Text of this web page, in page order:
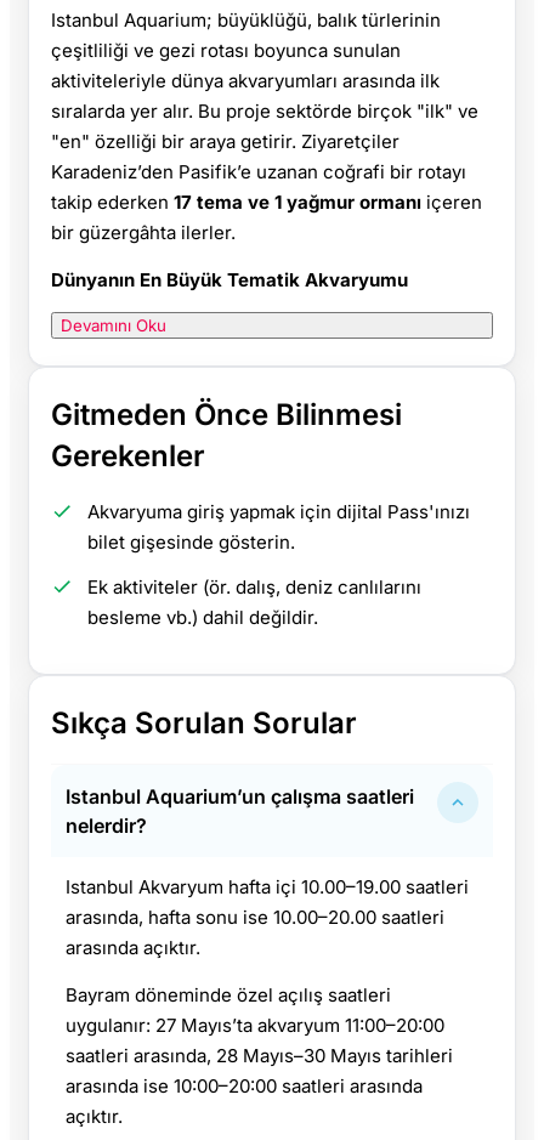
Istanbul Aquarium; büyüklüğü, balık türlerinin
çeşitliliği ve gezi rotası boyunca sunulan
aktiviteleriyle dünya akvaryumları arasında ilk
sıralarda yer alır. Bu proje sektörde birçok "ilk" ve
"en" özelliği bir araya getirir. Ziyaretçiler
Karadeniz’den Pasifik’e uzanan coğrafi bir rotayı
takip ederken 17 tema ve 1 yağmur ormanı içeren
bir güzergâhta ilerler.
Dünyanın En Büyük Tematik Akvaryumu
Devamını Oku
Gitmeden Önce Bilinmesi
Gerekenler
Akvaryuma giriş yapmak için dijital Pass'ınızı
bilet gişesinde gösterin.
Ek aktiviteler (ör. dalış, deniz canlılarını
besleme vb.) dahil değildir.
Sıkça Sorulan Sorular
Istanbul Aquarium’un çalışma saatleri
nelerdir?
Istanbul Akvaryum hafta içi 10.00–19.00 saatleri
arasında, hafta sonu ise 10.00–20.00 saatleri
arasında açıktır.
Bayram döneminde özel açılış saatleri
uygulanır: 27 Mayıs’ta akvaryum 11:00–20:00
saatleri arasında, 28 Mayıs–30 Mayıs tarihleri
arasında ise 10:00–20:00 saatleri arasında
açıktır.